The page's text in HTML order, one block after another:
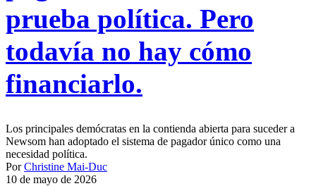
prueba política. Pero
todavía no hay cómo
financiarlo.
Los principales demócratas en la contienda abierta para suceder a
Newsom han adoptado el sistema de pagador único como una
necesidad política.
PorChristine Mai-Duc
10 de mayo de 2026